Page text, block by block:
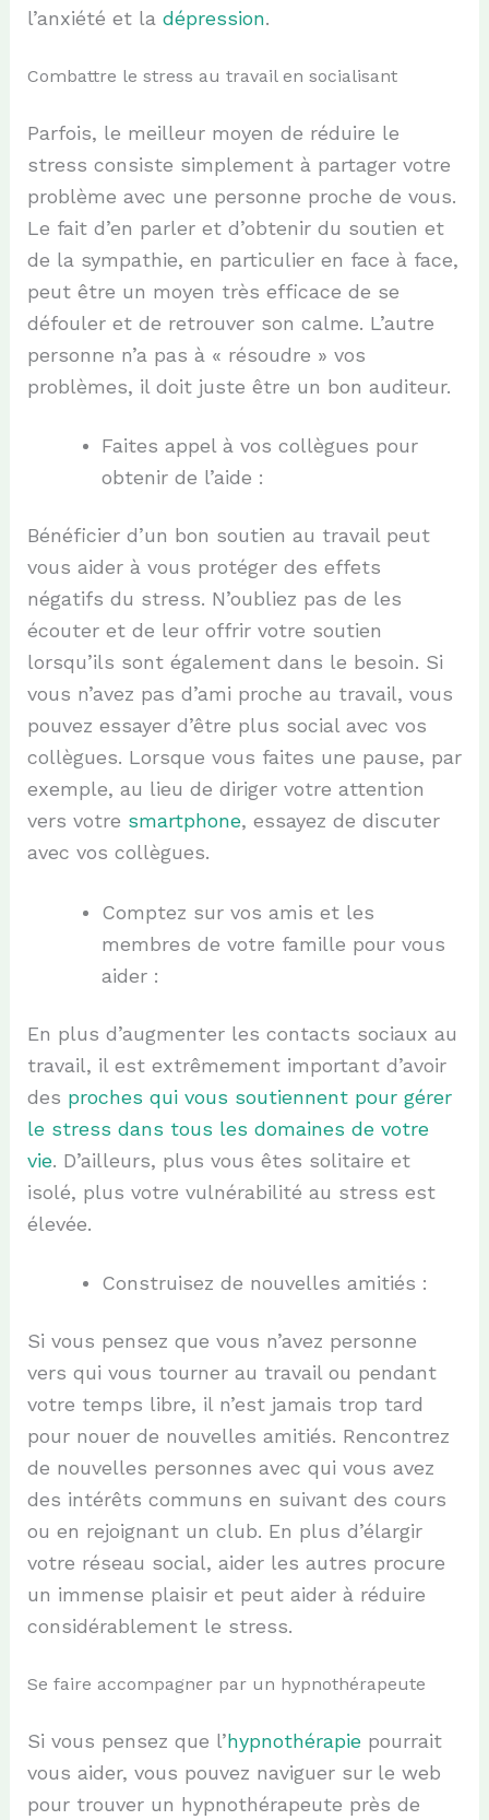
l’anxiété et la dépression.
Combattre le stress au travail en socialisant
Parfois, le meilleur moyen de réduire le
stress consiste simplement à partager votre
problème avec une personne proche de vous.
Le fait d’en parler et d’obtenir du soutien et
de la sympathie, en particulier en face à face,
peut être un moyen très efficace de se
défouler et de retrouver son calme. L’autre
personne n’a pas à « résoudre » vos
problèmes, il doit juste être un bon auditeur.
Faites appel à vos collègues pour
obtenir de l’aide :
Bénéficier d’un bon soutien au travail peut
vous aider à vous protéger des effets
négatifs du stress. N’oubliez pas de les
écouter et de leur offrir votre soutien
lorsqu’ils sont également dans le besoin. Si
vous n’avez pas d’ami proche au travail, vous
pouvez essayer d’être plus social avec vos
collègues. Lorsque vous faites une pause, par
exemple, au lieu de diriger votre attention
vers votre smartphone, essayez de discuter
avec vos collègues.
Comptez sur vos amis et les
membres de votre famille pour vous
aider :
En plus d’augmenter les contacts sociaux au
travail, il est extrêmement important d’avoir
des proches qui vous soutiennent pour gérer
le stress dans tous les domaines de votre
vie. D’ailleurs, plus vous êtes solitaire et
isolé, plus votre vulnérabilité au stress est
élevée.
Construisez de nouvelles amitiés :
Si vous pensez que vous n’avez personne
vers qui vous tourner au travail ou pendant
votre temps libre, il n’est jamais trop tard
pour nouer de nouvelles amitiés. Rencontrez
de nouvelles personnes avec qui vous avez
des intérêts communs en suivant des cours
ou en rejoignant un club. En plus d’élargir
votre réseau social, aider les autres procure
un immense plaisir et peut aider à réduire
considérablement le stress.
Se faire accompagner par un hypnothérapeute
Si vous pensez que l’hypnothérapiepourrait
vous aider, vous pouvez naviguer sur le web
pour trouver un hypnothérapeute près de